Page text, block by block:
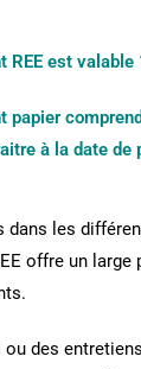
REE est
papier
à la date de
les
offre un
des